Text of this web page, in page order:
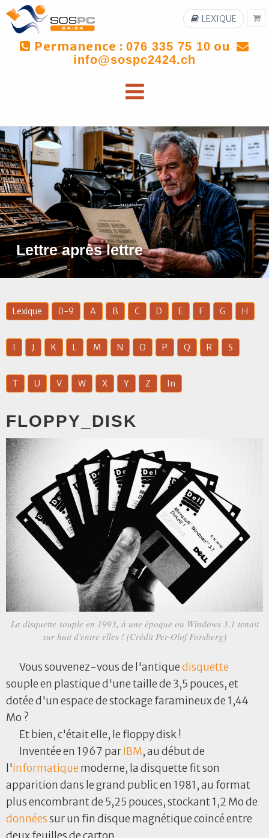
Permanence : 076 335 75 10 ou
info@sospc2424.ch
LEXIQUE
Lettre après lettre
Lexique 0-9 A B C D E F G H
I J K L M N O P Q R S
T U V W X Y Z In
FLOPPY_DISK
La disquette souple en 1993, à une époque ou Windows 3.1 tenait
sur huit d'entre elles ! (Crédit Per-Olof Forsberg)
Vous souvenez-vous de l'antiquedisquette
souple en plastique d'une taille de 3,5 pouces, et
dotée d'un espace de stockage faramineux de 1,44
Mo ?
Et bien, c'était elle, le floppy disk !
Inventée en 1967 parIBM, au début de
l'informatique moderne, la disquette fit son
apparition dans le grand public en 1981, au format
plus encombrant de 5,25 pouces, stockant 1,2 Mo de
donnéessur un fin disque magnétique coincé entre